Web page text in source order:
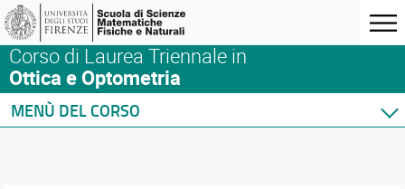
Corso di Laurea Triennale in
Ottica e Optometria
MENÙ DEL CORSO